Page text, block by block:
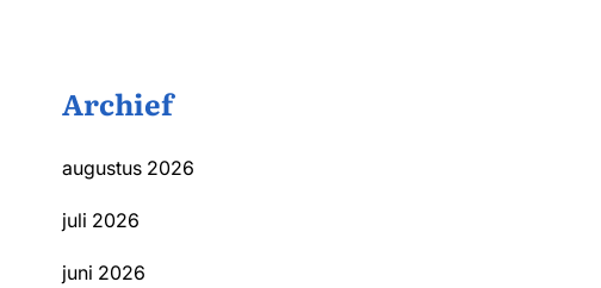
Archief
augustus 2026
juli 2026
juni 2026